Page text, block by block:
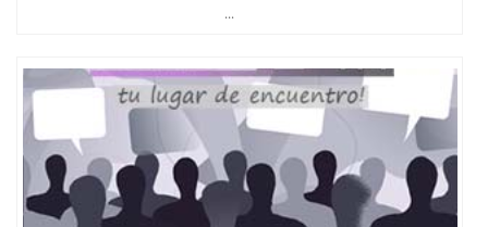
offieUniversityofSouthernQueensland 澳洲读书未毕
业找人做文凭学位qq微信551190476澳洲读CQU中央
昆士兰大学学历成绩单购买学位证书/澳洲读本科硕
士做文凭/购买澳洲大学毕业证成绩单假文凭学历办
理UTK//文凭//Q/微信551190476制作田纳西大学【毕
业证成绩单】/办理真实可查留信网认证，快速制作
电子图，录取通知书、学历认证、在读证明University
of Tennessee
...